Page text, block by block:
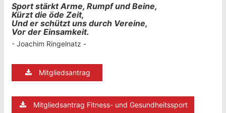
Sport stärkt Arme, Rumpf und Beine,
Kürzt die öde Zeit,
Und er schützt uns durch Vereine,
Vor der Einsamkeit.
- Joachim Ringelnatz -
Mitgliedsantrag
Mitgliedsantrag Fitness- und Gesundheitssport